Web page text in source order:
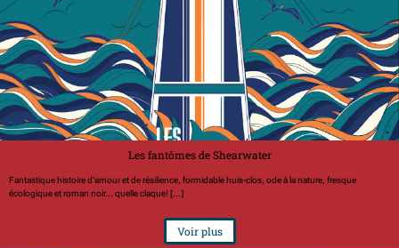
Les fantômes de Shearwater
Fantastique histoire d'amour et de résilience, formidable huis-clos, ode à la nature, fresque
écologique et roman noir... quelle claque! [...]
Voir plus